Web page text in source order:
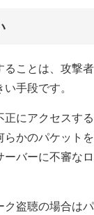
ことは、攻撃
手段です。
にアクセスする
かのパケット
バーに不審な
ク盗聴の場合は